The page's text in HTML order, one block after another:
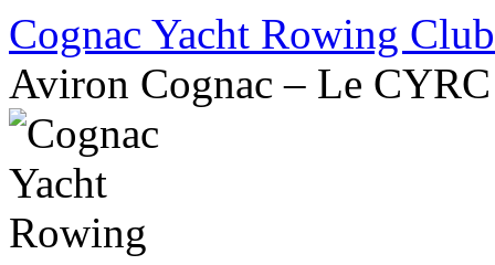
Cognac Yacht Rowing Club
Aviron Cognac – Le CYRC